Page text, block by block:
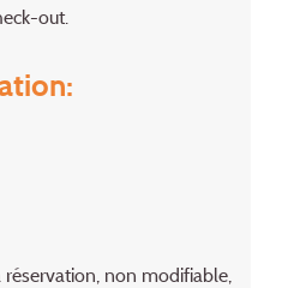
out.
non modifiable,